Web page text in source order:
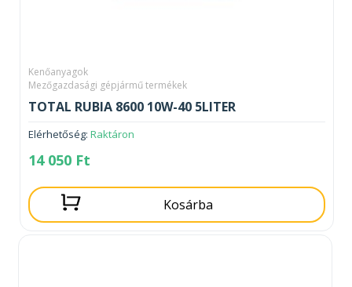
Kenőanyagok
Mezőgazdasági gépjármű termékek
TOTAL RUBIA 8600 10W-40 5LITER
Elérhetőség: Raktáron
14 050 Ft
Kosárba